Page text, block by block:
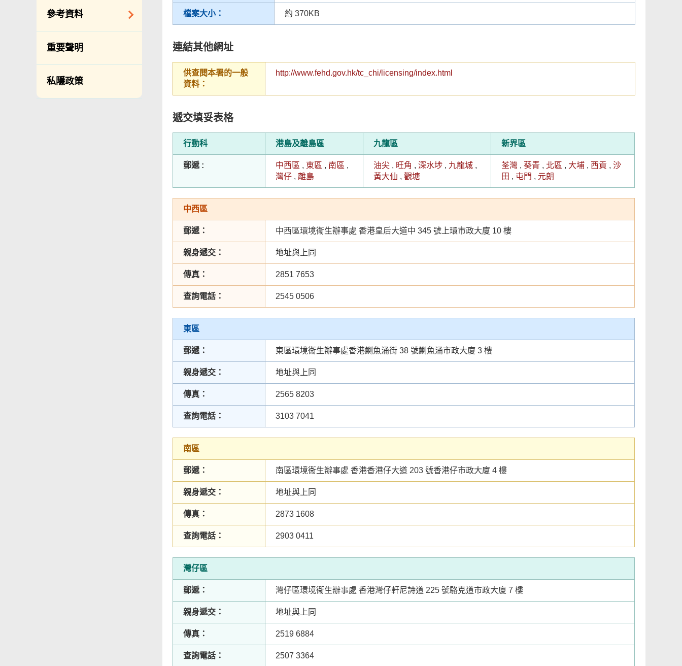
查詢、建議、要求
和投訴
分區環境衞生辦事
處地址及電話
滲水投訴調查聯合
辦事處 辦公時間、
參考資料
年度整合開放數據
計劃（包含空間數
據計劃）
立法會事務
促進種族平等
重要聲明
私隱政策
檔案大小： 約 370KB
連結其他網址
供查閱本署的一般
資料：
http://www.fehd.gov.hk/tc_chi/licensing/index.html
遞交填妥表格
行動科 港島及離島區 九龍區 新界區
郵遞 : 中西區 , 東區 , 南區 ,
灣仔 , 離島
油尖 , 旺角 , 深水埗 , 九龍城 ,
黃大仙 , 觀塘
荃灣 , 葵青 , 北區 , 大埔 , 西貢 , 沙
田 , 屯門 , 元朗
中西區
郵遞： 中西區環境衞生辦事處 香港皇后大道中 345 號上環市政大廈 10 樓
親身遞交： 地址與上同
傳真： 2851 7653
查詢電話： 2545 0506
東區
郵遞： 東區環境衞生辦事處香港鰂魚涌街 38 號鰂魚涌市政大廈 3 樓
親身遞交： 地址與上同
傳真： 2565 8203
查詢電話： 3103 7041
南區
郵遞： 南區環境衞生辦事處 香港香港仔大道 203 號香港仔市政大廈 4 樓
親身遞交： 地址與上同
傳真： 2873 1608
查詢電話： 2903 0411
灣仔區
郵遞： 灣仔區環境衞生辦事處 香港灣仔軒尼詩道 225 號駱克道市政大廈 7 樓
親身遞交： 地址與上同
傳真： 2519 6884
查詢電話： 2507 3364